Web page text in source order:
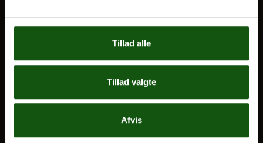
Tillad alle
Tillad valgte
Afvis
Tal og Oplysninger
Tilgængelighedserklæring